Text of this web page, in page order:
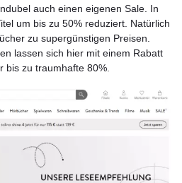
auch einen eigenen Sale. In
um bis zu 50% reduziert. Natürlich
zu supergünstigen Preisen.
lassen sich hier mit einem Rabatt
bis zu traumhafte 80%.